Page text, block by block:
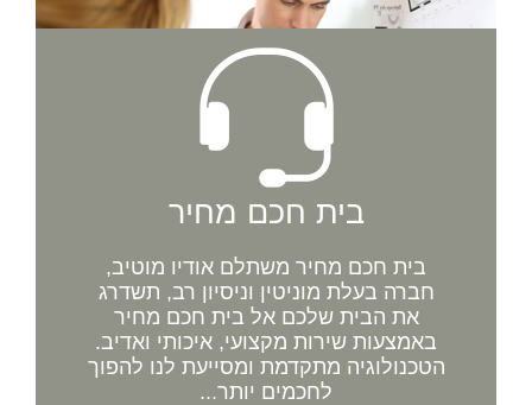
בית חכם מחיר
בית חכם מחיר משתלם אודיו מוטיב,
חברה בעלת מוניטין וניסיון רב, תשדרג
את הבית שלכם אל בית חכם מחיר
באמצעות שירות מקצועי, איכותי ואדיב.
הטכנולוגיה מתקדמת ומסייעת לנו להפוך
לחכמים יותר...